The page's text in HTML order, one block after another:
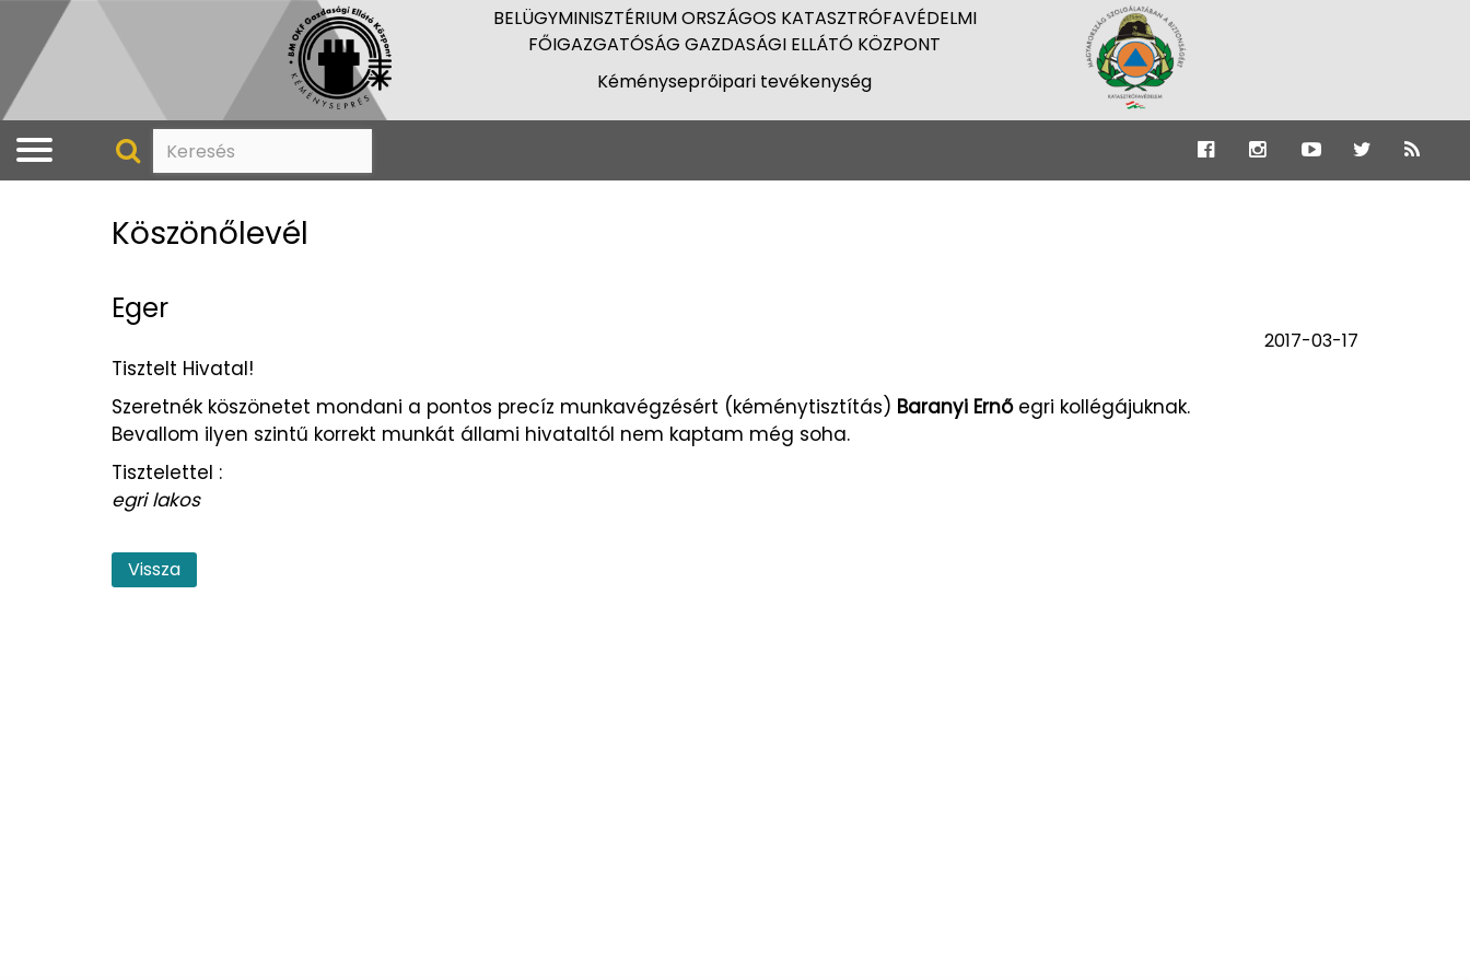
BELÜGYMINISZTÉRIUM ORSZÁGOS KATASZTRÓFAVÉDELMI
FŐIGAZGATÓSÁG GAZDASÁGI ELLÁTÓ KÖZPONT
Kéményseprőipari tevékenység
Köszönőlevél
Eger
2017-03-17
Tisztelt Hivatal!
Szeretnék köszönetet mondani a pontos precíz munkavégzésért (kéménytisztítás) Baranyi Ernőegri kollégájuknak.
Bevallom ilyen szintű korrekt munkát állami hivataltól nem kaptam még soha.
Tisztelettel :
egri lakos
Vissza